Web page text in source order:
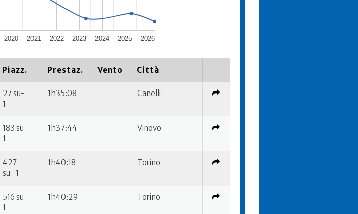
2020 2021 2022 2023 2024 2025 2026
Piazz. Prestaz. Vento Città
27 su-
1
1h35:08 Canelli
183 su-
1
1h37:44 Vinovo
427
su- 1
1h40:18 Torino
516 su-
1
1h40:29 Torino